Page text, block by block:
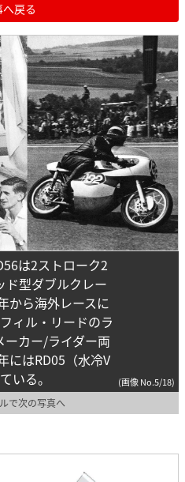
戻る
は2ストローク2
ド型ダブルクレー
から海外レースに
ィル・リードのラ
ーカー/ライダー両
にはRD05（水冷V
いる。
(画像 No.5/18)
で次の写真へ